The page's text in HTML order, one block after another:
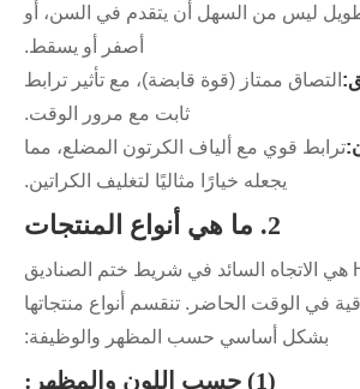
ليس من السهل أن يتقدم في السن، أو
أصفر أو يسقط.
التصاق ممتاز (قوة قابضة)، مع تأثير ترابط
ثابت مع مرور الوقت.
ترابط قوي مع ألياف الكرتون المضلع، مما
يجعله خيارًا مثاليًا لتغليف الكراتين.
2. ما هي أنواع المنتجات
تعد تقنية Hydrogel هي الاتجاه السائد في شريط ختم الصناديق
في الوقت الحاضر. تنقسم أنواع منتجاتها
بشكل أساسي حسب المظهر والوظيفة:
(1) حسب اللون والمظهر: